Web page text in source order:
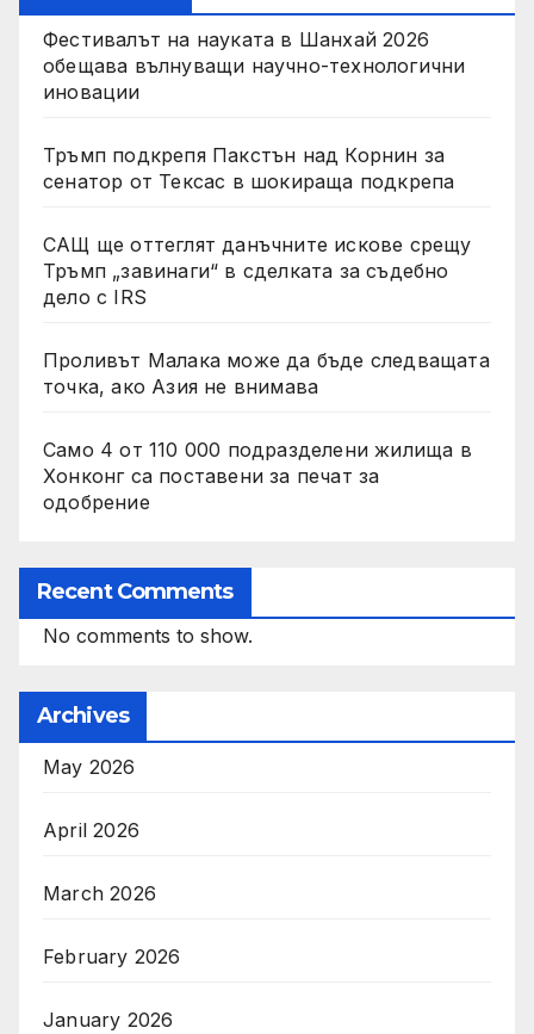
Фестивалът на науката в Шанхай 2026
обещава вълнуващи научно-технологични
иновации
Тръмп подкрепя Пакстън над Корнин за
сенатор от Тексас в шокираща подкрепа
САЩ ще оттеглят данъчните искове срещу
Тръмп „завинаги“ в сделката за съдебно
дело с IRS
Проливът Малака може да бъде следващата
точка, ако Азия не внимава
Само 4 от 110 000 подразделени жилища в
Хонконг са поставени за печат за
одобрение
Recent Comments
No comments to show.
Archives
May 2026
April 2026
March 2026
February 2026
January 2026